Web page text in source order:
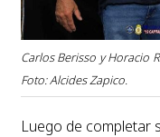
Carlos Berisso y Horacio
Foto: Alcides Zapico.
Luego de completar